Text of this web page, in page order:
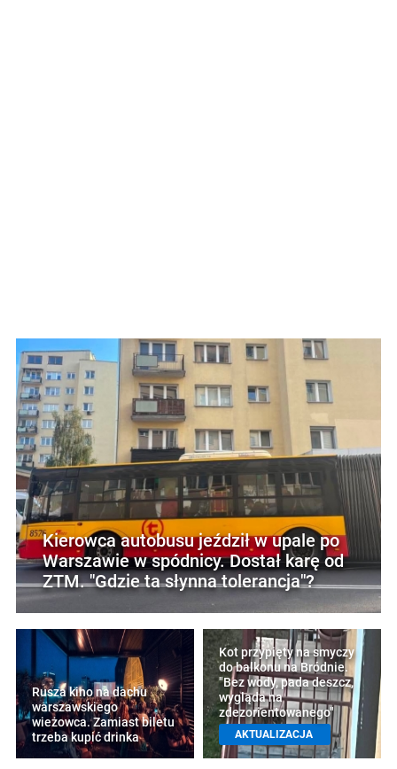
Kierowca autobusu jeździł w upale po
Warszawie w spódnicy. Dostał karę od
ZTM. "Gdzie ta słynna tolerancja"?
Rusza kino na dachu
warszawskiego
wieżowca. Zamiast biletu
trzeba kupić drinka
Kot przypięty na smyczy
do balkonu na Bródnie.
"Bez wody, pada deszcz,
wygląda na
zdezorientowanego"
AKTUALIZACJA